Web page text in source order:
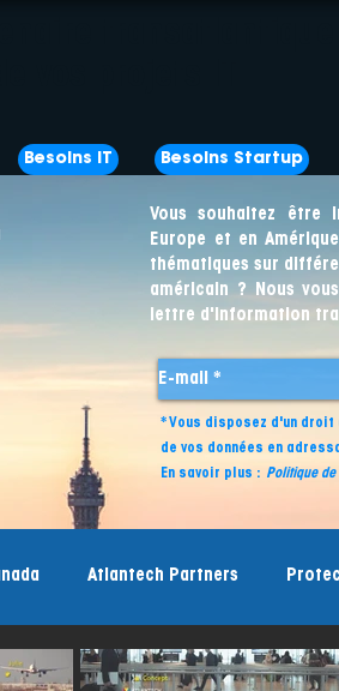
Besoins IT Besoins Startup
Atlantech Partners
* Vous disposez d'un
de vos données en
En savoir plus : Politique
Vous souhaitez être
Europe et en
thématiques sur
américain ? Nous
lettre d'information